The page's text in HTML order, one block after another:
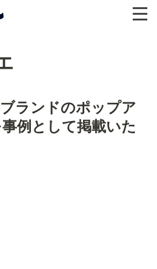
ランドのポップア
例として掲載いた